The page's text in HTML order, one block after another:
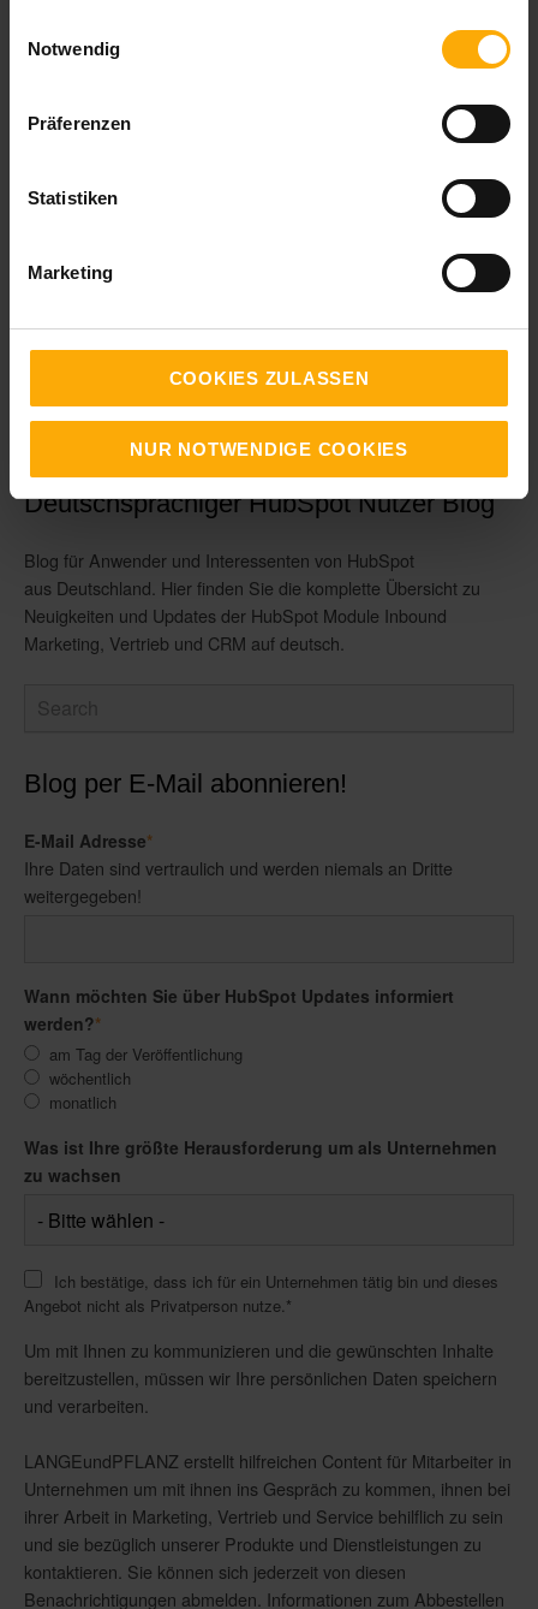
Notwendig
Präferenzen
Statistiken
Marketing
COOKIES ZULASSEN
NUR NOTWENDIGE COOKIES
diesen Benachrichtigungen abmelden.
Datenschutzpraktiken und unsere
finden Sie in unseren
Deutschsprachiger HubSpot Nutzer Blog
Blog für Anwender und Interessenten von HubSpot
aus Deutschland. Hier finden Sie die komplette Übersicht zu
Neuigkeiten und Updates der HubSpot Module Inbound
Marketing, Vertrieb und CRM auf deutsch.
Blog per E-Mail abonnieren!
E-Mail Adresse*
Ihre Daten sind vertraulich und werden niemals an Dritte
weitergegeben!
Wann möchten Sie über HubSpot Updates informiert
werden?*
am Tag der Veröffentlichung
wöchentlich
monatlich
Was ist Ihre größte Herausforderung um als Unternehmen
zu wachsen
Ich bestätige, dass ich für ein Unternehmen tätig bin und dieses
Angebot nicht als Privatperson nutze. *
Um mit Ihnen zu kommunizieren und die gewünschten Inhalte
bereitzustellen, müssen wir Ihre persönlichen Daten speichern
und verarbeiten.
LANGEundPFLANZ erstellt hilfreichen Content für Mitarbeiter in
Unternehmen um mit ihnen ins Gespräch zu kommen, ihnen bei
ihrer Arbeit in Marketing, Vertrieb und Service behilflich zu sein
und sie bezüglich unserer Produkte und Dienstleistungen zu
kontaktieren. Sie können sich jederzeit von diesen
Benachrichtigungen abmelden. Informationen zum Abbestellen